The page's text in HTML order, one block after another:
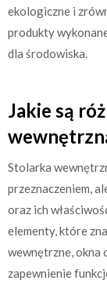
ekologiczne i
produkty
dla środowiska.
Jakie są
Stolarka
przeznaczeniem,
oraz ich
elementy, które
wewnętrzne, okna
zapewnienie